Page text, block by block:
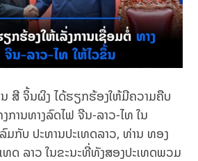
ສີ ຈິ້ນຜິງ ໄດ້ຮຽກຮ້ອງໃຫ້ມີຄວາມຄືບ
ານທາງລົດໄຟ ຈີນ-ລາວ-ໄທ ໃນ
ມກັບ ປະທານປະເທດລາວ, ທ່ານ ທອງ
ດ ລາວ ໃນຂະນະທີ່ທັງສອງປະເທດພວມ